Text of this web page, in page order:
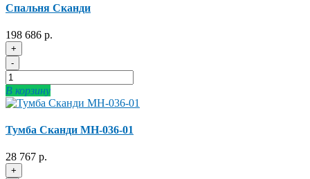
Спальня Сканди
198 686 р.
+
-
В корзину
Тумба Сканди МН-036-01
28 767 р.
+